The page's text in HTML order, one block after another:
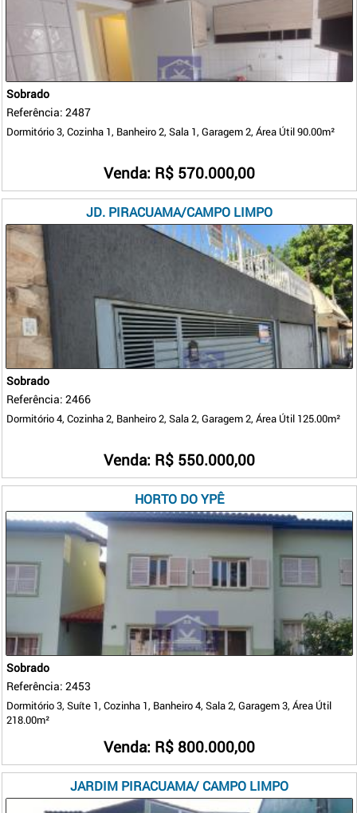
Sobrado
Referência: 2487
Dormitório 3, Cozinha 1, Banheiro 2, Sala 1, Garagem 2, Área Útil 90.00m²
Venda: R$ 570.000,00
JD. PIRACUAMA/CAMPO LIMPO
Sobrado
Referência: 2466
Dormitório 4, Cozinha 2, Banheiro 2, Sala 2, Garagem 2, Área Útil 125.00m²
Venda: R$ 550.000,00
HORTO DO YPÊ
Sobrado
Referência: 2453
Dormitório 3, Suíte 1, Cozinha 1, Banheiro 4, Sala 2, Garagem 3, Área Útil
218.00m²
Venda: R$ 800.000,00
JARDIM PIRACUAMA/ CAMPO LIMPO